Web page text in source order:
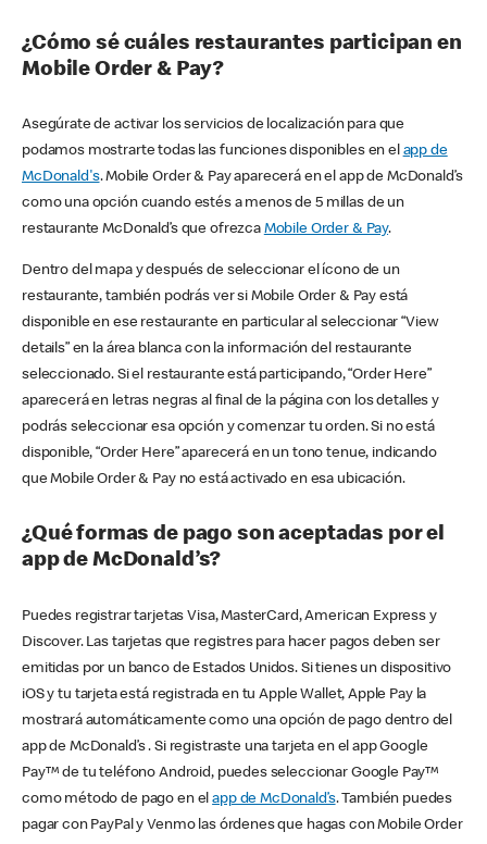
¿Cómo sé cuáles restaurantes participan en
Mobile Order & Pay?
Asegúrate de activar los servicios de localización para que
podamos mostrarte todas las funciones disponibles en el app de
McDonald's. Mobile Order & Pay aparecerá en el app de McDonald’s
como una opción cuando estés a menos de 5 millas de un
restaurante McDonald’s que ofrezca Mobile Order & Pay.
Dentro del mapa y después de seleccionar el ícono de un
restaurante, también podrás ver si Mobile Order & Pay está
disponible en ese restaurante en particular al seleccionar “View
details” en la área blanca con la información del restaurante
seleccionado. Si el restaurante está participando, “Order Here”
aparecerá en letras negras al final de la página con los detalles y
podrás seleccionar esa opción y comenzar tu orden. Si no está
disponible, “Order Here” aparecerá en un tono tenue, indicando
que Mobile Order & Pay no está activado en esa ubicación.
¿Qué formas de pago son aceptadas por el
app de McDonald’s?
Puedes registrar tarjetas Visa, MasterCard, American Express y
Discover. Las tarjetas que registres para hacer pagos deben ser
emitidas por un banco de Estados Unidos. Si tienes un dispositivo
iOS y tu tarjeta está registrada en tu Apple Wallet, Apple Pay la
mostrará automáticamente como una opción de pago dentro del
app de McDonald’s . Si registraste una tarjeta en el app Google
Pay™ de tu teléfono Android, puedes seleccionar Google Pay™
como método de pago en elapp de McDonald’s. También puedes
pagar con PayPal y Venmo las órdenes que hagas con Mobile Order